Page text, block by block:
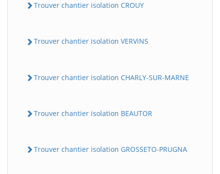
Trouver chantier isolation CROUY
Trouver chantier isolation VERViNS
Trouver chantier isolation CHARLY-SUR-MARNE
Trouver chantier isolation BEAUTOR
Trouver chantier isolation GROSSETO-PRUGNA